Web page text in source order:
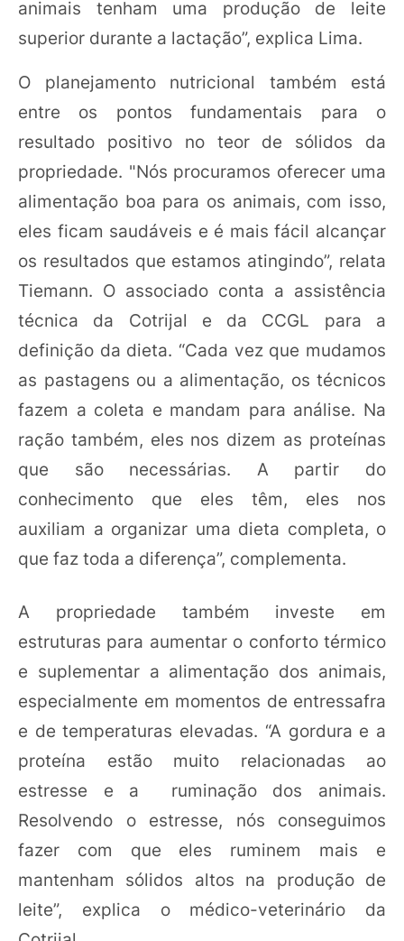
animais tenham uma produção de leite
superior durante a lactação”, explica Lima.
O planejamento nutricional também está
entre os pontos fundamentais para o
resultado positivo no teor de sólidos da
propriedade. "Nós procuramos oferecer uma
alimentação boa para os animais, com isso,
eles ficam saudáveis e é mais fácil alcançar
os resultados que estamos atingindo”, relata
Tiemann. O associado conta a assistência
técnica da Cotrijal e da CCGL para a
definição da dieta. “Cada vez que mudamos
as pastagens ou a alimentação, os técnicos
fazem a coleta e mandam para análise. Na
ração também, eles nos dizem as proteínas
que são necessárias. A partir do
conhecimento que eles têm, eles nos
auxiliam a organizar uma dieta completa, o
que faz toda a diferença”, complementa.
A propriedade também investe em
estruturas para aumentar o conforto térmico
e suplementar a alimentação dos animais,
especialmente em momentos de entressafra
e de temperaturas elevadas. “A gordura e a
proteína estão muito relacionadas ao
estresse e a ruminação dos animais.
Resolvendo o estresse, nós conseguimos
fazer com que eles ruminem mais e
mantenham sólidos altos na produção de
leite”, explica o médico-veterinário da